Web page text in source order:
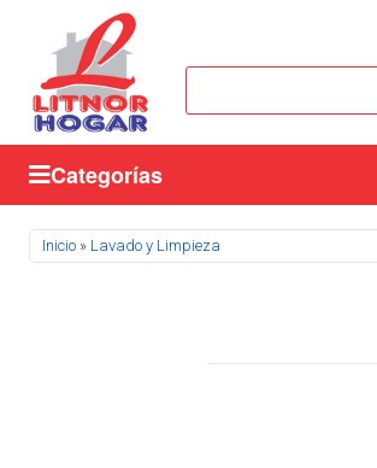
Categorías
Se encuentra usted aquí
Inicio » Lavado y Limpieza